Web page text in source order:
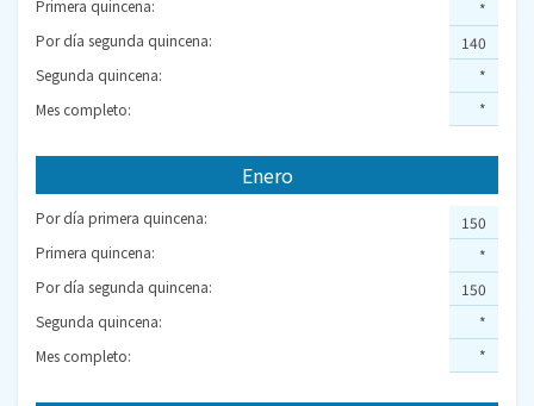
Primera quincena:
Por día segunda quincena:
Segunda quincena:
Mes completo:
*
140
*
*
Enero
Por día primera quincena:
Primera quincena:
Por día segunda quincena:
Segunda quincena:
Mes completo:
150
*
150
*
*